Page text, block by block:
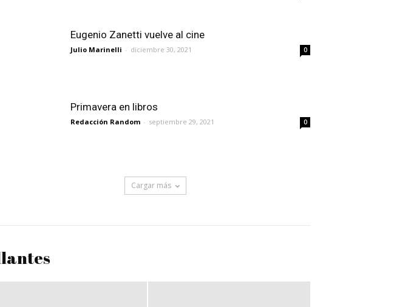
Eugenio Zanetti vuelve al cine
Julio Marinelli - diciembre 30, 2021 0
Primavera en libros
Redacción Random - septiembre 29, 2021 0
Cargar más